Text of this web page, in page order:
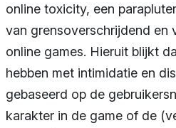
online toxicity, een
van grensoverschrijdend en
online games. Hieruit blijkt
hebben met intimidatie en
gebaseerd op de
karakter in de game of de